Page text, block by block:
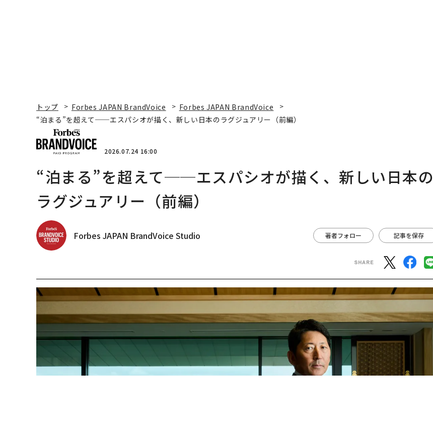
トップ Forbes JAPAN BrandVoice
Forbes JAPAN BrandVoice
“泊まる”を超えて──エスパシオが描く、新しい日本のラグジュアリー（前編）
2026.07.24 16:00
“泊まる”を超えて──エスパシオが描く、新しい日本の
ラグジュアリー（前編）
Forbes JAPAN BrandVoice Studio 著者フォロー 記事を保存